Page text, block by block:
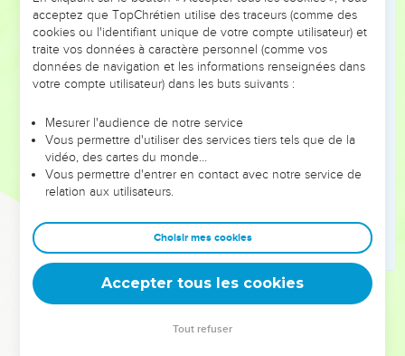
mets du roi.
L'intendant emportait les mets et le vin qui leur étaient
destinés, et il leur donnait des légumes.
Dieu accorda à ces quatre jeunes gens de la science, de
Daniel expliquait toutes les visions et tous les songes.
Au terme fixé par le roi pour qu'on les lui amenât, le chef
des eunuques les présenta à Nebucadnetsar.
19
il ne s'en trouva aucun comme Daniel, Hanania, Mischaël et
Azaria. Ils furent donc admis au service du roi.
Sur tous les objets qui réclamaient de la sagesse et de
l'intelligence, et sur lesquels le roi les interrogeait, il les
acceptez que TopChrétien utilise des traceurs (comme des
cookies ou l'identifiant unique de votre compte utilisateur) et
traite vos données à caractère personnel (comme vos
données de navigation et les informations renseignées dans
votre compte utilisateur) dans les buts suivants :
Mesurer l'audience de notre service
Vous permettre d'utiliser des services tiers tels que de la
vidéo, des cartes du monde…
Vous permettre d'entrer en contact avec notre service de
relation aux utilisateurs.
Choisir mes cookies
Accepter tous les cookies
Tout refuser